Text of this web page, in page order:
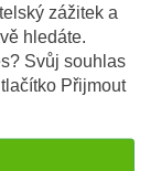
zážitek a
hledáte.
Svůj souhlas
Přijmout
řetěz japonského
včetně spojky,